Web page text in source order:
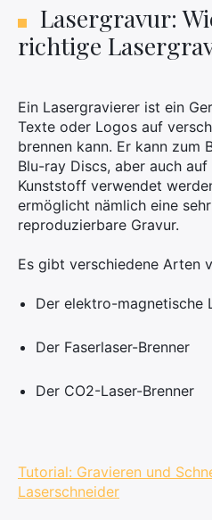
Lasergravur:
richtige
Ein Lasergravierer ist ein
Texte oder Logos auf
brennen kann. Er kann zum
Blu-ray Discs, aber auch
Kunststoff verwendet
ermöglicht nämlich eine
reproduzierbare Gravur.
Es gibt verschiedene Arten
Der elektro-magnetische
Der Faserlaser-Brenner
Der CO2-Laser-Brenner
Tutorial: Gravieren und
Laserschneider